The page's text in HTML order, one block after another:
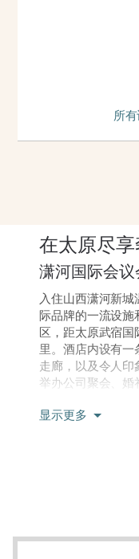
所
在太原尽
潇河国际会
入住山西潇河新
际品牌的一流设施
区，距太原武宿
里。酒店内设有一
走廊，以及令人印
举办公司聚会、婚
之余，您还可尽情
14 米高的阳光圆
艺术，让酒店本
大堂酒廊享用鸡
味中餐，以此结
供室内温水泳池、
显示更多